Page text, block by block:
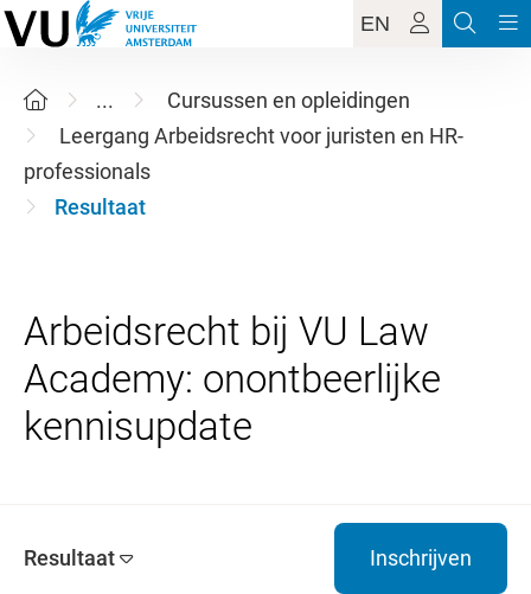
EN
...
Cursussen en opleidingen
Leergang Arbeidsrecht voor juristen en HR-
professionals
Resultaat
Arbeidsrecht bij VU Law
Academy: onontbeerlijke
Resultaat Inschrijven